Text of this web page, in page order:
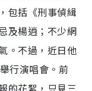
包括《刑事偵緝
及楊逍；不少網
。不過，近日他
行演唱會。前
的花絮，只見三